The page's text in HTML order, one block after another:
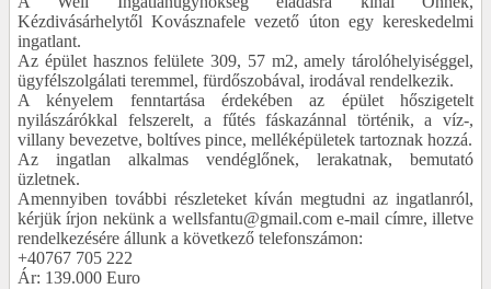
Kézdivásárhelytől Kovásznafele vezető úton egy kereskedelmi
ingatlant.
Az épület hasznos felülete 309, 57 m2, amely tárolóhelyiséggel,
ügyfélszolgálati teremmel, fürdőszobával, irodával rendelkezik.
A kényelem fenntartása érdekében az épület hőszigetelt
nyilászárókkal felszerelt, a fűtés fáskazánnal történik, a víz-,
villany bevezetve, boltíves pince, melléképületek tartoznak hozzá.
Az ingatlan alkalmas vendéglőnek, lerakatnak, bemutató
üzletnek.
Amennyiben további részleteket kíván megtudni az ingatlanról,
kérjük írjon nekünk a wellsfantu@gmail.com e-mail címre, illetve
rendelkezésére állunk a következő telefonszámon:
+40767 705 222
Ár: 139.000 Euro